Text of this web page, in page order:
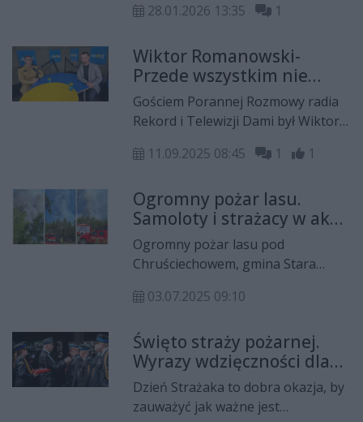
lat swoją działalność prowadziła
znajdowało się kilkanaście
pojazdów, które również zostały
strawione przez ogień. Właściciel,
Leszek Popowicz, jest załamany. Na
pomoc ruszyli synowie, którzy
uruchomili internetową zbiórkę. W
przekroczyła już 60 tys. złotych. - To
świadczy o tym, że są jeszcze na
świecie dobrzy ludzie - mówi ze
łzami w oczach wzruszony
właściciel.
28.01.2026 13:35 1
Wiktor Romanowski-
Przede wszystkim nie
panikujmy
Gościem Porannej Rozmowy radia
Rekord i Telewizji Dami był Wiktor
PSP w Radomiu. Opowiedział jak
zagrożenia ataku dronem
11.09.2025 08:45 1 1
Ogromny pożar lasu.
Samoloty i strażacy w akcji
pod Chruściechowem
Ogromny pożar lasu pod
Chruściechowem, gmina Stara
9,5 h. Na miejscu pracowały także
03.07.2025 09:10
Święto straży pożarnej.
Wyrazy wdzięczności dla
bohaterów
Dzień Strażaka to dobra okazja, by
zauważyć jak ważne jest